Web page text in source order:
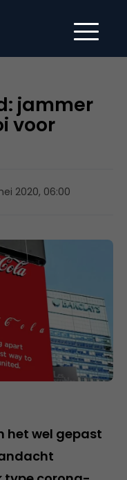
jammer
voor
2020, 06:00
het wel gepast